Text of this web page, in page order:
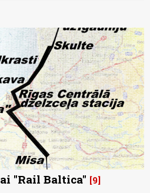
"Rail Baltica" 9